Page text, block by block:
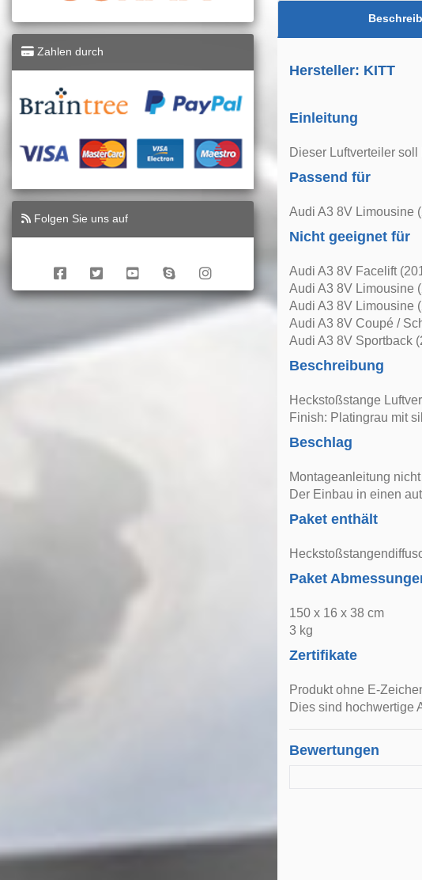
Zahlen durch
Folgen Sie uns auf
Hersteller: KITT
Einleitung
Dieser Luftverteiler
Passend für
Audi A3 8V Limousine
Nicht geeignet für
Audi A3 8V Facelift
Audi A3 8V Limousine
Audi A3 8V Limousine
Audi A3 8V Coupé /
Audi A3 8V Sportback
Beschreibung
Heckstoßstange
Finish: Platingrau mit
Beschlag
Montageanleitung
Der Einbau in einen
Paket enthält
Paket
150 x 16 x 38 cm
3 kg
Zertifikate
Produkt ohne E-
Dies sind hochwertige
Bewertungen